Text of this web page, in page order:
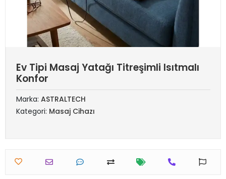
Ev Tipi Masaj Yatağı Titreşimli Isıtmalı
Konfor
Marka: ASTRALTECH
Kategori: Masaj Cihazı